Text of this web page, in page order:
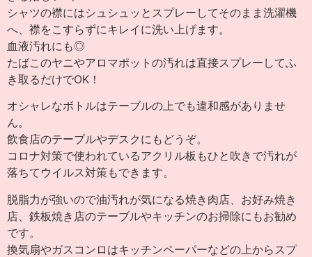
シャツの襟にはシュシュッとスプレーしてそのまま洗濯機
へ、襟をこすらずにキレイに洗い上げます。
血液汚れにも◎
たばこのヤニやアロマポットの汚れは直接スプレーしてふ
き取るだけでOK！
オシャレなボトルはテーブルの上でも違和感がありませ
ん。
飲食店のテーブルやデスクにもどうぞ。
コロナ対策で使われているアクリル板もひと吹きで汚れが
落ちてウイルス対策もできます。
脱脂力が強いので油汚れが気になる焼き肉店、お好み焼き
店、鉄板焼き店のテーブルやキッチンのお掃除にもお勧め
です。
換気扇やガスコンロはキッチンペーパーなどの上からスプ